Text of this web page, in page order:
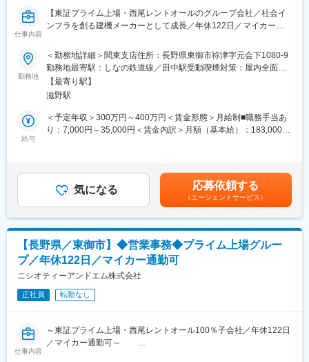
やしていただきます。人々の暮らしや街づくりを支える社会貢献
性の高い仕事です。
・新しい知識や資格取得に前向きに取り組める方
・周囲と円滑にコミュニケーションを取れる方
・チームワークを大切にできる方
・将来的に施工管理としてキャリアアップしたい方
・裁量が大きく、自身の意見・やりたいことが反映しやすい
・経営層との距離が近く意見が届きやすい
施工管理技士資格取得に必要な講習費用は会社が負担。経験や資
格を積めば、より大規模な案件や責任あるポジションへの挑戦も
可能です。裁量権が大きいため、自ら考え行動しながら成長でき
る環境があります。
■ここがポイント
・未経験、資格なしから挑戦可能
・東証上場企業の安定基盤
・資格取得支援制度あり
・街づくりやインフラを支える社会貢献性の高い仕事
仕事内容
【東証プライム上場・西尾レントオールのグループ会社／社会イ
ンフラを創る建機メーカーとして成長／年休122日／マイカー通
トンネル工事に欠かせない、同社のコンクリート吹付機械は、な
んと国内シェア70％を誇ります！この道がつながるのも、鉄道が
山奥まで走るのも当社の機械があるから。リニア新幹線の約86％
がトンネル区間であり、これからも多くのトンネル工事が必要と
される中、需要は今後も上がっていく見込みです。トンネル工事
機械のリーディングカンパニーである当社にて、「工程管理・工
場事務」の募集です。
・機械整備の工程管理
・部品の受発注業務、入出荷管理など
■当社について：
トンネル工事用機械のシェアトップクラスを誇ります。ニッチな
業界で新規参入がほぼなく、今後も必要不可欠なインフラ事業の
ため、受注も安定しており、安定した経営基盤です。
変更の範囲：会社の定める業務
勤務地
＜勤務地詳細＞関東支店住所：長野県東御市祢津字元会下1080-9
勤務地最寄駅：しなの鉄道線／田中駅受動喫煙対策：屋内全面禁
煙変更の範囲：会社の定める事業所
【最寄り駅】
滋野駅
給与
＜予定年収＞300万円～400万円＜賃金形態＞月給制■職務手当あ
り：7,000円～35,000円＜賃金内訳＞月額（基本給）：183,000円
円（一律手当を含む）＜昇給有無＞有＜残業手当＞有＜給与補足
＞■固定残業20時間分含む。実績時間に関わらず固定支給。ただ
し、残業が20時間を超える場合は別途支給。■技能手当：保有資
格等に応じ社内規定による■昇給：あり（前年度実績あり）■賞
与：あり（前年度実績 あり）年2回（前年度実績）・賞与月数：
計4.20ヶ月分（前年度実績）賃金はあくまでも目安の金額であ
り、選考を通じて上下する可能性があります。月給(月額)は固定手
当を含めた表記です。
気になる 応募依頼する
（エージェントサービス）
【長野県／東御市】◆営業事務◆プライム上場グルー
プ／年休122日／マイカー通勤可
ニシオティーアンドエム株式会社
正社員 転勤なし
仕事内容
～東証プライム上場・西尾レントオール100％子会社／年休122日
／マイカー通勤可～